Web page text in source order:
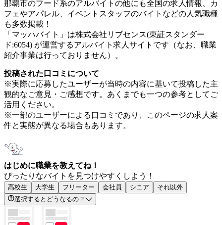
那覇市のフード系のアルバイトの他にも全国の求人情報、カ
フェやアパレル、イベントスタッフのバイトなどの人気職種
も多数掲載！
「マッハバイト」は株式会社リブセンス(東証スタンダー
ド:6054) が運営するアルバイト求人サイトです（なお、職業
紹介事業は行っておりません）。
投稿された口コミについて
※実際に応募したユーザーが当時の内容に基いて投稿した主
観的なご意見・ご感想です。あくまでも一つの参考としてご
活用ください。
※一部のユーザーによる口コミであり、このページの求人案
件と実態が異なる場合もあります。
はじめに職業を教えてね！
ぴったりなバイトを見つけやすくしよう！
高校生 大学生 フリーター 会社員 シニア
それ以外
選択するとどうなるの？